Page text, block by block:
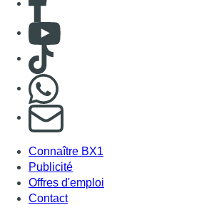
Consulter Youtube
Consulter TikTok
S'abonner à notre newsletter
Connaître BX1
Publicité
Offres d'emploi
Contact